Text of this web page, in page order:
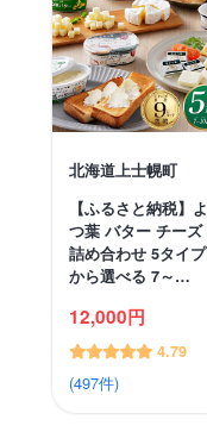
北海道上士幌町
【ふるさと納税】よ
つ葉 バター チーズ
詰め合わせ 5タイプ
から選べる 7～…
12,000円
4.79
(497件)